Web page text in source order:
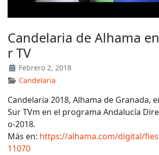
Candelaria de Alhama
r TV
Febrero 2, 2018
Candelaria
Candelaria 2018, Alhama de Granada,
Sur TVm en el programa Andalucía
o-2018.
Más en: https://alhama.com/digital/
11070